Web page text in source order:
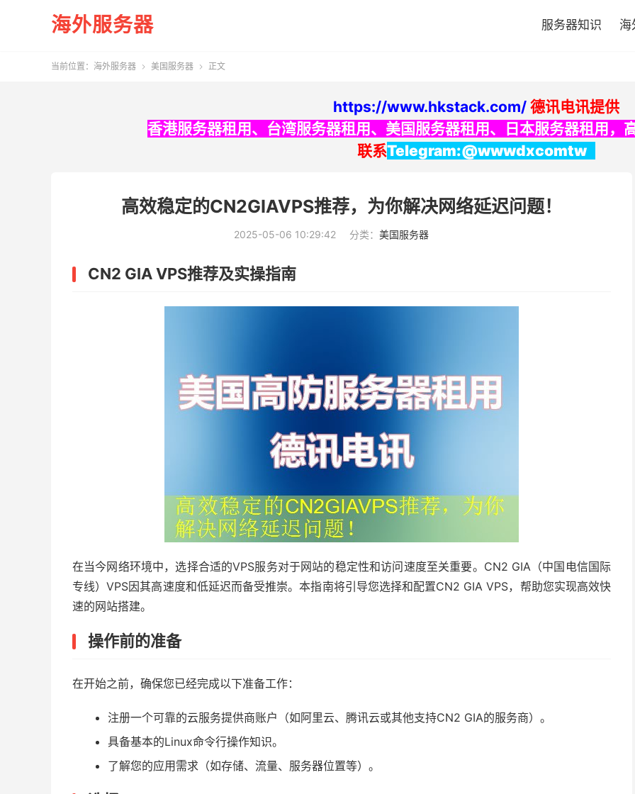
海外服务器 服务器知识 海
当前位置： 海外服务器  美国服务器  正文
https://www.hkstack.com/ 德讯电讯提供
香港服务器租用、 台湾服务器租用、 美国服务器租用、 日本服务器租用 ，
联系Telegram:@wwwdxcomtw
高效稳定的CN2GIAVPS推荐，为你解决网络延迟问题！
2025-05-06 10:29:42 分类： 美国服务器
CN2 GIA VPS推荐及实操指南
在当今网络环境中，选择合适的VPS服务对于网站的稳定性和访问速度至关重要。CN2 GIA（中国电信国际
专线）VPS因其高速度和低延迟而备受推崇。本指南将引导您选择和配置CN2 GIA VPS，帮助您实现高效快
速的网站搭建。
操作前的准备
在开始之前，确保您已经完成以下准备工作：
注册一个可靠的云服务提供商账户（如阿里云、腾讯云或其他支持CN2 GIA的服务商）。
具备基本的Linux命令行操作知识。
了解您的应用需求（如存储、流量、服务器位置等）。